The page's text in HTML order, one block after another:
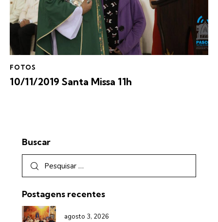
FOTOS
10/11/2019 Santa Missa 11h
Buscar
Postagens recentes
agosto 3, 2026